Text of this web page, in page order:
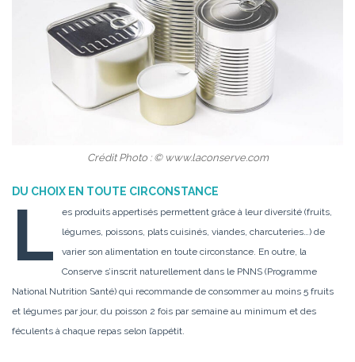
Crédit Photo : © www.laconserve.com
DU CHOIX EN TOUTE CIRCONSTANCE
L
es produits appertisés permettent grâce à leur diversité (fruits,
légumes, poissons, plats cuisinés, viandes, charcuteries…) de
varier son alimentation en toute circonstance. En outre, la
Conserve s’inscrit naturellement dans le PNNS (Programme
National Nutrition Santé) qui recommande de consommer au moins 5 fruits
et légumes par jour, du poisson 2 fois par semaine au minimum et des
féculents à chaque repas selon l’appétit.